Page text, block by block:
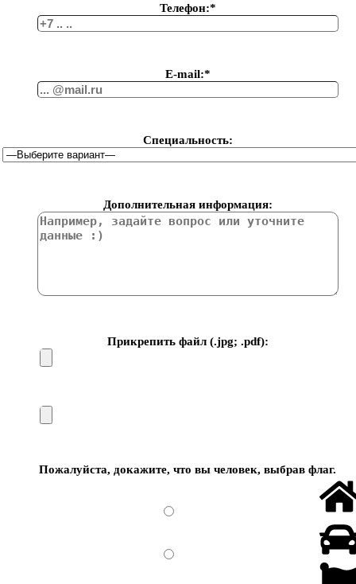
Телефон:*
Е-mail:*
Специальность:
Дополнительная информация:
Прикрепить файл (.jpg; .pdf):
Пожалуйста, докажите, что вы человек, выбрав флаг.